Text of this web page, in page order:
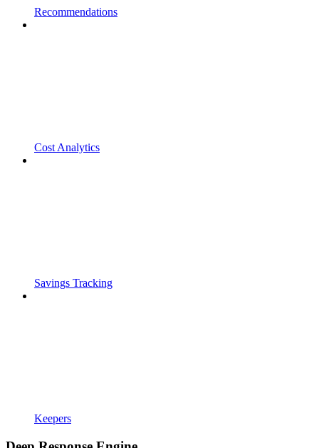
Recommendations
Cost Analytics
Savings Tracking
Keepers